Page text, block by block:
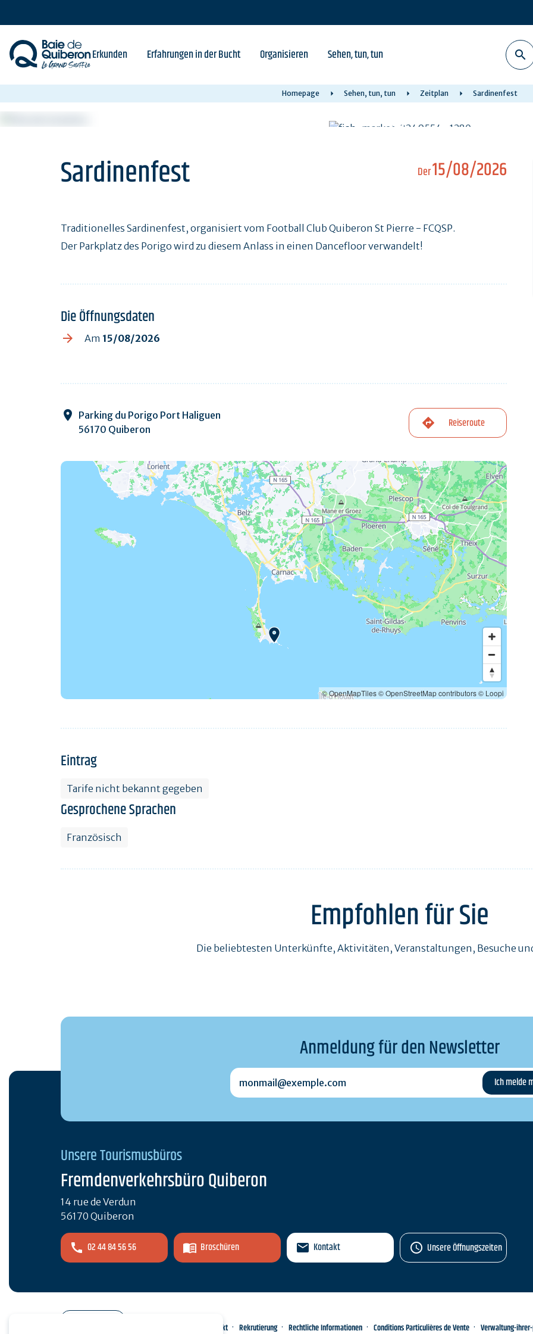
content
Erkunden Erfahrungen in der Bucht Organisieren Sehen, tun, tun
Homepage Sehen, tun, tun Zeitplan Sardinenfest
Der15/08/2026
Sardinenfest
Traditionelles Sardinenfest, organisiert vom Football Club Quiberon St Pierre - FCQSP.
Der Parkplatz des Porigo wird zu diesem Anlass in einen Dancefloor verwandelt!
Die Öffnungsdaten
Am 15/08/2026
Parking du Porigo Port Haliguen
56170 Quiberon
Reiseroute
© OpenMapTiles© OpenStreetMap contributors© Loopi
Eintrag
Tarife nicht bekannt gegeben
Gesprochene Sprachen
Französisch
Empfohlen für Sie
Die beliebtesten Unterkünfte, Aktivitäten, Veranstaltungen, Besuche
Anmeldung für den Newsletter
monmail@exemple.com
Unsere Tourismusbüros
Fremdenverkehrsbüro Quiberon
14 rue de Verdun
56170 Quiberon
02 44 84 56 56 Broschüren Kontakt Unsere Öffnungszeiten
Kontakt Rekrutierung Rechtliche Informationen Conditions Particulières de Vente Verwaltung-